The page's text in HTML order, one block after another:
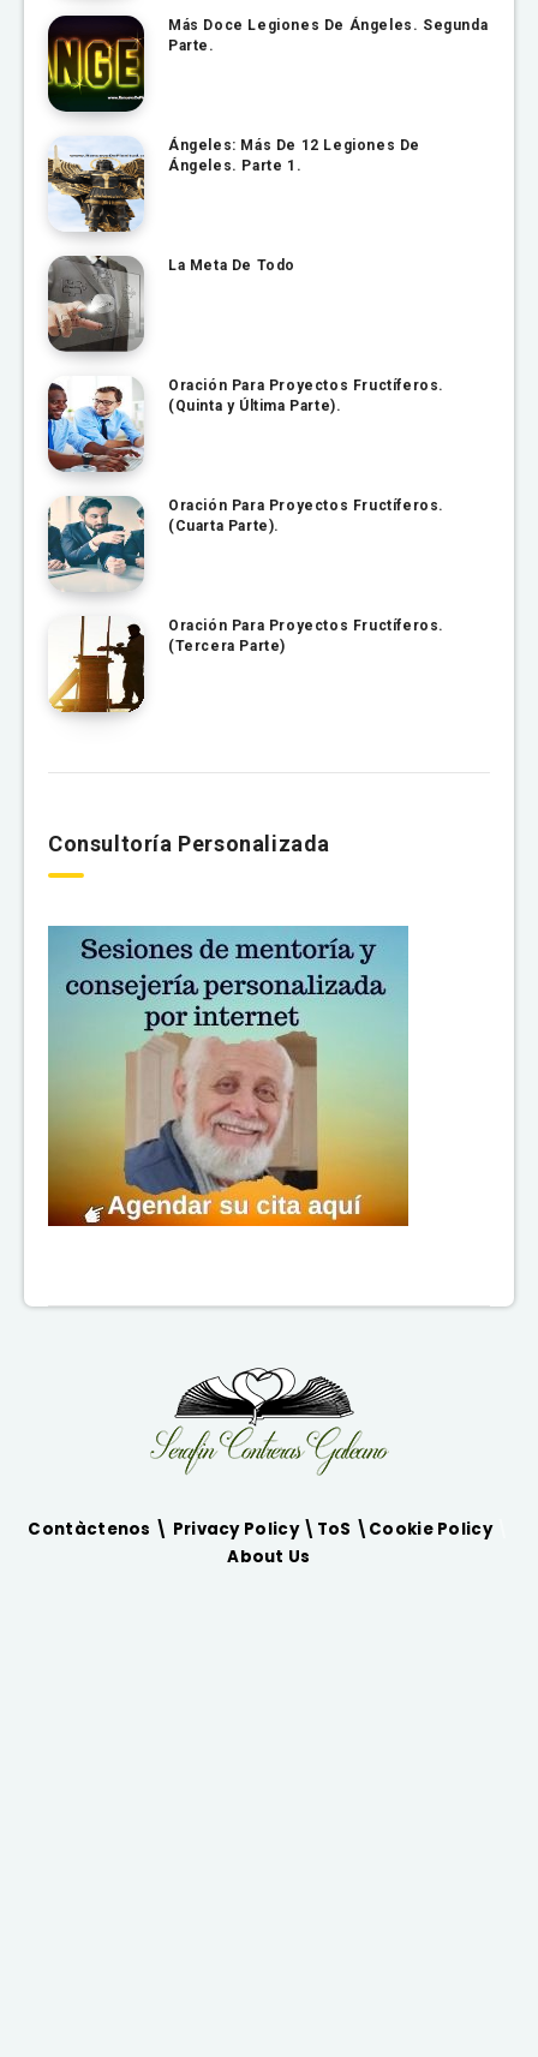
Más Doce Legiones De Ángeles. Segunda
Parte.
Ángeles: Más De 12 Legiones De
Ángeles. Parte 1.
La Meta De Todo
Oración Para Proyectos Fructíferos.
(Quinta y Última Parte).
Oración Para Proyectos Fructíferos.
(Cuarta Parte).
Oración Para Proyectos Fructíferos.
(Tercera Parte)
Consultoría Personalizada
Contàctenos \ Privacy Policy \ ToS \ Cookie Policy\
About Us